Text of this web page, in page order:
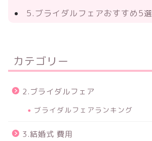
5.ブライダルフェアおすすめ5選
カテゴリー
2.ブライダルフェア
ブライダルフェアランキング
3.結婚式 費用